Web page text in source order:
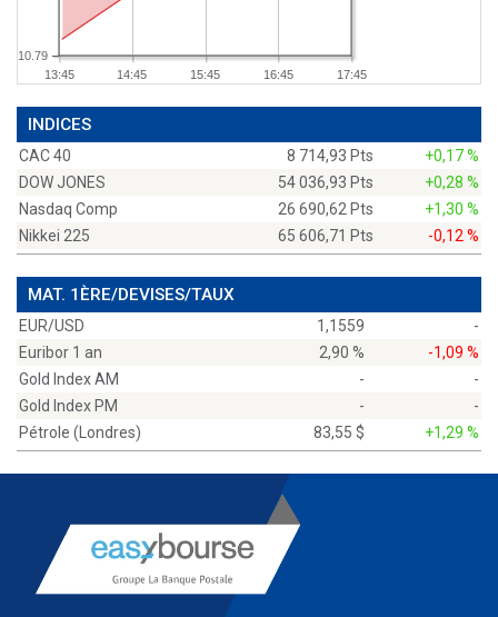
13:45 14:45 15:45 16:45 17:45
10.79
INDICES
CAC 40 8 714,93 Pts
+0,17 %
DOW JONES
54 036,93 Pts
+0,28 %
Nasdaq Comp
26 690,62 Pts
+1,30 %
Nikkei 225
65 606,71 Pts -0,12 %
MAT. 1ÈRE/DEVISES/TAUX
EUR/USD 1,1559
-
Euribor 1 an
2,90 %
-1,09 %
Gold Index AM
-
-
Gold Index PM
-
-
Pétrole (Londres)
83,55 $ +1,29 %